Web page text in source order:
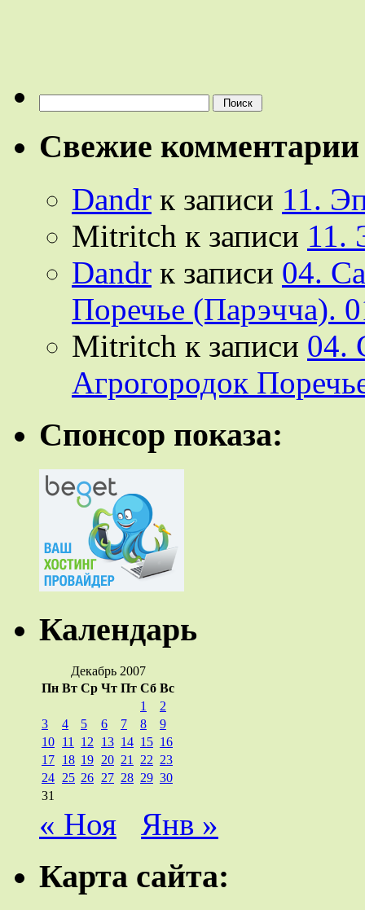
Свежие комментарии
Dandr к записи 11.
Mitritch к записи 11.
Dandr к записи 04.
Поречье (Парэчча).
Mitritch к записи 04.
Агрогородок
Спонсор показа:
Календарь
Декабрь 2007
Пн Вт Ср Чт Пт Сб Вс
1
2
3
4 5 6 7 8
9
10 11 12 13 14 15 16
17 18 19 20 21 22 23
24 25 26 27 28 29 30
31
« Ноя Янв »
Карта сайта: